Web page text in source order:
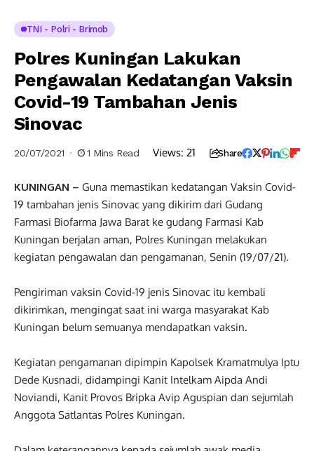
TNI - Polri - Brimob
Polres Kuningan Lakukan
Pengawalan Kedatangan Vaksin
Covid-19 Tambahan Jenis
Sinovac
20/07/2021 1 Mins Read Views: 21 Share
KUNINGAN – Guna memastikan kedatangan Vaksin Covid-
19 tambahan jenis Sinovac yang dikirim dari Gudang
Farmasi Biofarma Jawa Barat ke gudang Farmasi Kab
Kuningan berjalan aman, Polres Kuningan melakukan
kegiatan pengawalan dan pengamanan, Senin (19/07/21).
Pengiriman vaksin Covid-19 jenis Sinovac itu kembali
dikirimkan, mengingat saat ini warga masyarakat Kab
Kuningan belum semuanya mendapatkan vaksin.
Kegiatan pengamanan dipimpin Kapolsek Kramatmulya Iptu
Dede Kusnadi, didampingi Kanit Intelkam Aipda Andi
Noviandi, Kanit Provos Bripka Avip Aguspian dan sejumlah
Anggota Satlantas Polres Kuningan.